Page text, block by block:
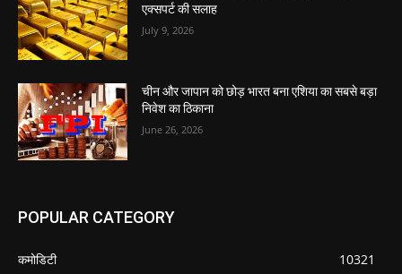
एक्सपर्ट की सलाह
July 9, 2026
चीन और जापान को छोड़ भारत बना एशिया का सबसे बड़ा
निवेश का ठिकाना
June 26, 2026
POPULAR CATEGORY
कमोडिटी
10321